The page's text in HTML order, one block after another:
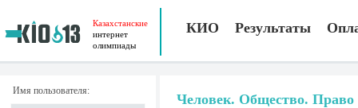
Казахстанские
интернет
олимпиады
КИО Результаты
Имя пользователя:
Человек. Общество. Право